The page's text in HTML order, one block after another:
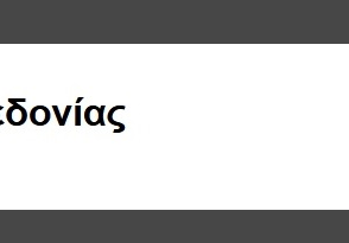
2015)